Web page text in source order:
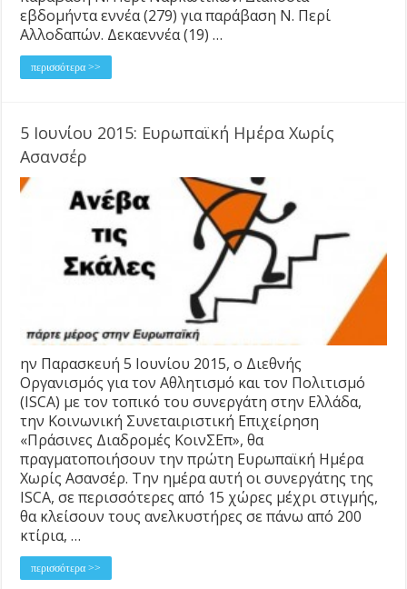
εβδομήντα εννέα (279) για παράβαση Ν. Περί
Αλλοδαπών. Δεκαεννέα (19) …
περισσότερα >>
5 Ιουνίου 2015: Ευρωπαϊκή Ημέρα Χωρίς
Ασανσέρ
ην Παρασκευή 5 Ιουνίου 2015, ο Διεθνής
Οργανισμός για τον Αθλητισμό και τον Πολιτισμό
(ISCA) με τον τοπικό του συνεργάτη στην Ελλάδα,
την Κοινωνική Συνεταιριστική Επιχείρηση
«Πράσινες Διαδρομές ΚοινΣΕπ», θα
πραγματοποιήσουν την πρώτη Ευρωπαϊκή Ημέρα
Χωρίς Ασανσέρ. Την ημέρα αυτή οι συνεργάτης της
ISCA, σε περισσότερες από 15 χώρες μέχρι στιγμής,
θα κλείσουν τους ανελκυστήρες σε πάνω από 200
κτίρια, …
περισσότερα >>